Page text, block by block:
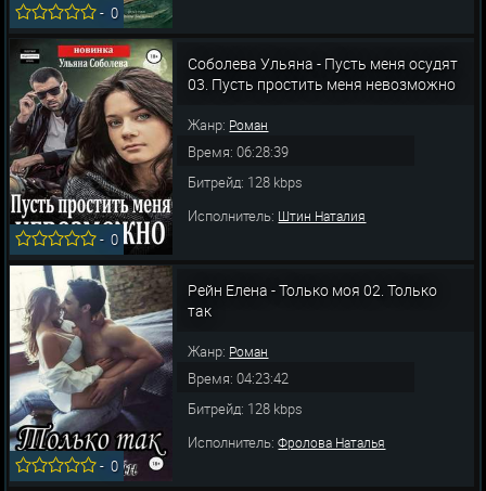
-0
-0
Соболева Ульяна - Пусть меня осудят
03. Пусть простить меня невозможно
Жанр: Роман
Время: 06:28:39
Битрейд: 128 kbps
Исполнитель: Штин Наталия
-0
Рейн Елена - Только моя 02. Только
так
Жанр: Роман
Время: 04:23:42
Битрейд: 128 kbps
Исполнитель:Фролова Наталья